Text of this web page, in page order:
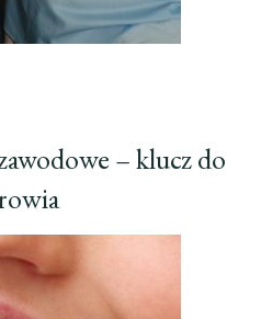
– klucz do